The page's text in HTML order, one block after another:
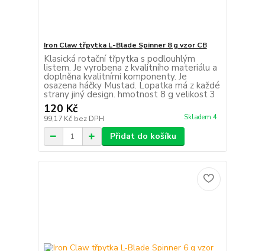
Iron Claw třpytka L-Blade Spinner 8 g vzor CB
Klasická rotační třpytka s podlouhlým
listem. Je vyrobena z kvalitního materiálu a
doplněna kvalitními komponenty. Je
osazena háčky Mustad. Lopatka má z každé
strany jiný design. hmotnost 8 g velikost 3
120 Kč
99,17 Kč bez DPH Skladem 4
Přidat do košíku